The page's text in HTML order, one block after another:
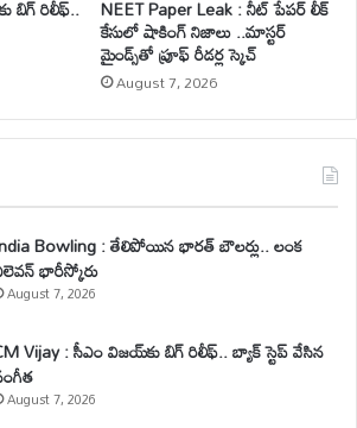
బిగ్ రిలీఫ్.. NEET Paper Leak : నీట్ పేపర్ లీక్
కేసులో షాకింగ్ నిజాలు ..మాస్టర్
మైండ్స్‌తో ప్రూఫ్ రీడర్ల స్కెచ్
August 7, 2026
Bowling : తేలిపోయిన భారత్ బౌలర్లు.. లంక
భారీస్కోరు
August 7, 2026
Vijay : సీఎం విజయ్‌కు బిగ్ రిలీఫ్.. బ్యాక్ స్టెప్ వేసిన
August 7, 2026